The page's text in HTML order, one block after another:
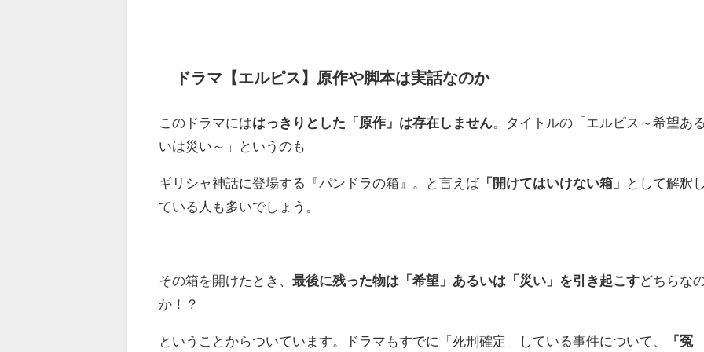
ドラマ【エルピス】原作や脚本は実話なのか
このドラマにははっきりとした「原作」は存在しません。タイトルの「エルピス～希望ある
いは災い～」というのも
ギリシャ神話に登場する『パンドラの箱』。と言えば「開けてはいけない箱」
として解釈し
ている人も多いでしょう。
その箱を開けたとき、最後に残った物は「希望」あるいは「災い」を引き起こすどちらな
か！？
ということからついています。ドラマもすでに「死刑確定」している事件について、 『冤